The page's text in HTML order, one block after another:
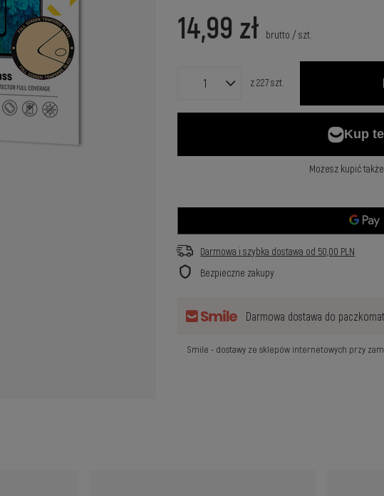
14,99 zł brutto /szt.
z227szt.
Możesz kupić
Darmowa i szybka dostawa od 50,00 PLN
Bezpieczne zakupy
Darmowa dostawa do
Smile - dostawy ze sklepów internetowych przy